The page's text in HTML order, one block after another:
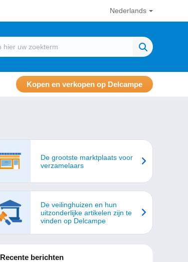
Nederlands
Kopen en verkopen op Delcampe
De grootste marktplaats voor
verzamelaars
De veilinghuizen en hun
uitzonderlijke artikelen zijn te
vinden op Delcampe
Recente berichten